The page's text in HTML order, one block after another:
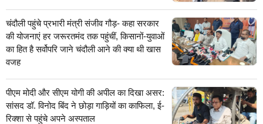
चंदौली पहुंचे प्रभारी मंत्री संजीव गौड़- कहा सरकार
की योजनाएं हर जरूरतमंद तक पहुंचीं, किसानों-युवाओं
का हित है सर्वोपरि जाने चंदौली आने की क्या थी खास
वजह
पीएम मोदी और सीएम योगी की अपील का दिखा असर:
सांसद डॉ. विनोद बिंद ने छोड़ा गाड़ियों का काफिला, ई-
रिक्शा से पहुंचे अपने अस्पताल